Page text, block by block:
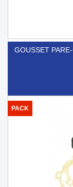
GOUSSET
PACK